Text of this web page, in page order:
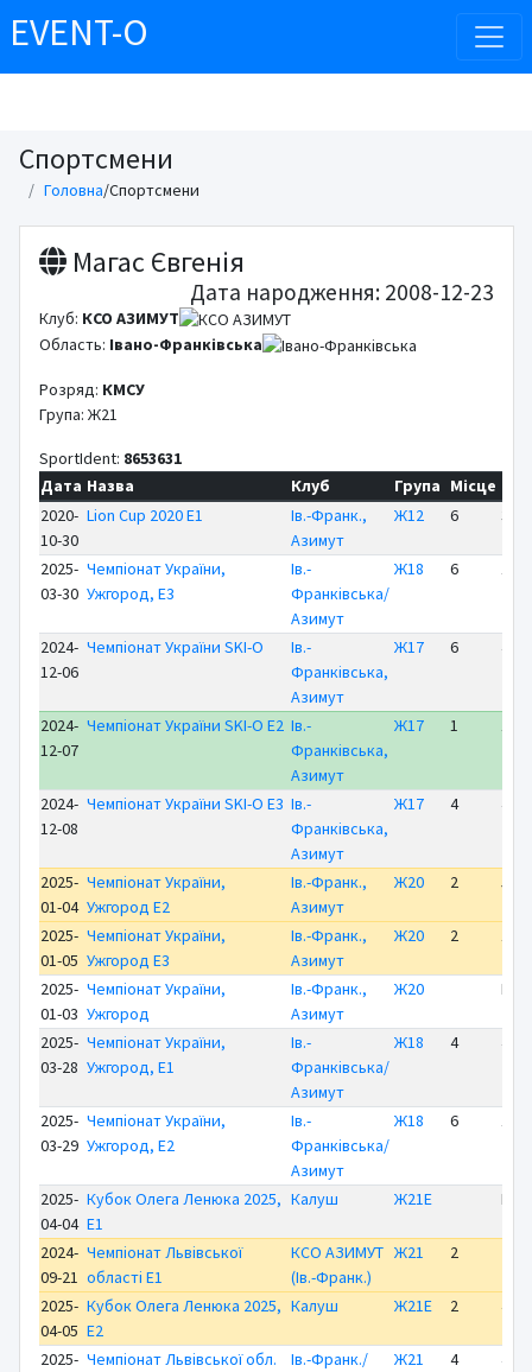
EVENT-O
Спортсмени
Головна/Спортсмени
Магас Євгенія
Дата народження: 2008-12-23
Клуб: КСО АЗИМУТ
Область: Івано-Франківська
Розряд: КМСУ
Група: Ж21
SportIdent: 8653631
Дата Назва Клуб Група Місце
2020-
10-30
Lion Cup 2020 E1
Ів.-Франк.,
Азимут
Ж12 6
2025-
03-30
Чемпіонат України,
Ужгород, E3
Ів.-
Франківська/
Азимут
Ж18 6
2024-
12-06
Чемпіонат України SKI-O
Ів.-
Франківська,
Азимут
Ж17 6
2024-
12-07
Чемпіонат України SKI-O E2 Ів.-
Франківська,
Азимут
Ж17 1
2024-
12-08
Чемпіонат України SKI-O E3 Ів.-
Франківська,
Азимут
Ж17 4
2025-
01-04
Чемпіонат України,
Ужгород E2
Ів.-Франк.,
Азимут
Ж20 2
2025-
01-05
Чемпіонат України,
Ужгород E3
Ів.-Франк.,
Азимут
Ж20 2
2025-
01-03
Чемпіонат України,
Ужгород
Ів.-Франк.,
Азимут
Ж20 NP
2025-
03-28
Чемпіонат України,
Ужгород, E1
Ів.-
Франківська/
Азимут
Ж18 4
2025-
03-29
Чемпіонат України,
Ужгород, E2
Ів.-
Франківська/
Азимут
Ж18 6
2025-
04-04
Кубок Олега Ленюка 2025,
E1
Калуш Ж21Е MP
2024-
09-21
Чемпіонат Львівської
області E1
КСО АЗИМУТ
(Ів.-Франк.)
Ж21 2
2025-
04-05
Кубок Олега Ленюка 2025,
E2
Калуш Ж21Е 2
2025- Чемпіонат Львівської обл.
Ів.-Франк./
Ж21 4